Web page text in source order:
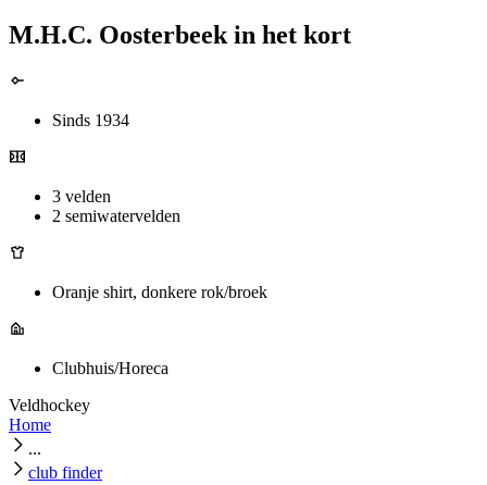
M.H.C. Oosterbeek in het kort
Sinds 1934
3 velden
2 semiwatervelden
Oranje shirt, donkere rok/broek
Clubhuis/Horeca
Veldhockey
Home
...
club finder